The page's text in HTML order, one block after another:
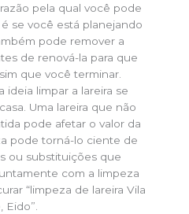
pela qual você pode
se você está planejando
pode remover a
de renová-la para que
que você terminar.
ideia limpar a lareira se
Uma lareira que não
pode afetar o valor da
pode torná-lo ciente de
ou substituições que
com a limpeza
“limpeza de lareira Vila
Eido”.